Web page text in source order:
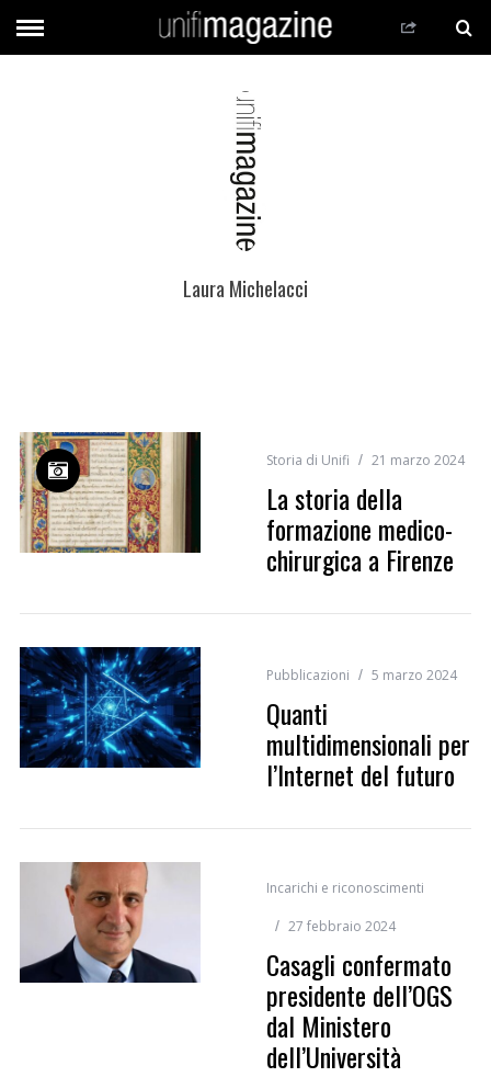
Laura Michelacci
Storia di Unifi 21 marzo 2024
La storia della
formazione medico-
chirurgica a Firenze
Pubblicazioni 5 marzo 2024
Quanti
multidimensionali per
l’Internet del futuro
Incarichi e riconoscimenti
27 febbraio 2024
Casagli confermato
presidente dell’OGS
dal Ministero
dell’Università